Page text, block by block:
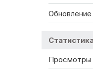
Обновление
Просмотры